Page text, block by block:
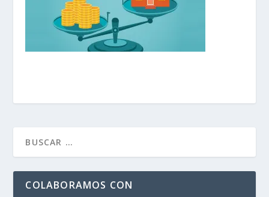
COLABORAMOS CON